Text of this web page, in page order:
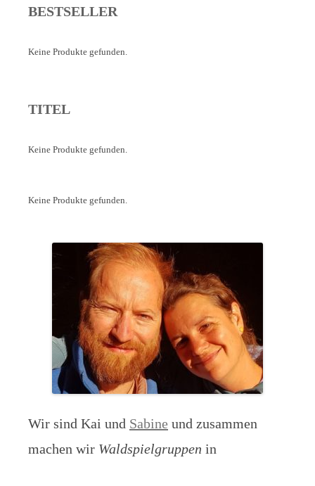
BESTSELLER
Keine Produkte gefunden.
TITEL
Keine Produkte gefunden.
Keine Produkte gefunden.
Wir sind Kai und Sabine und zusammen
machen wir Waldspielgruppen in